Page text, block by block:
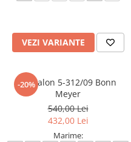
Trench
Salopete dama
Hanorace
VEZI VARIANTE
-20%
Pantalon 5-312/09 Bonn
Meyer
540,00 Lei
432,00 Lei
Marime: